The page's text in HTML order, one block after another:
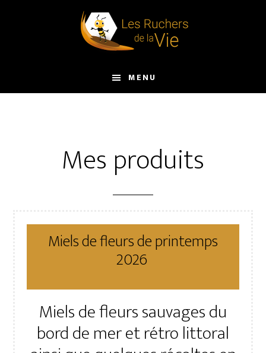
MENU
Mes produits
Miels de fleurs de printemps
2026
Miels de fleurs sauvages du
bord de mer et rétro littoral